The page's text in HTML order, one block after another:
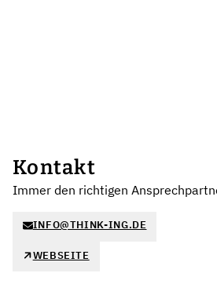
Kontakt
Immer den richtigen
INFO@THINK-ING.DE
WEBSEITE